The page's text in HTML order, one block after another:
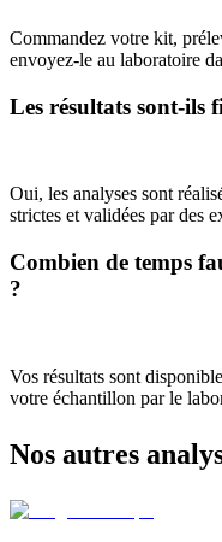
Commandez votre kit,
envoyez-le au laboratoire
Les résultats sont-ils
Oui, les analyses sont
strictes et validées par des
Combien de temps
?
Vos résultats sont
votre échantillon par le
Nos autres